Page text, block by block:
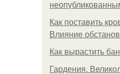
Как поставить
Влияние
Как вырастить
Гардения.